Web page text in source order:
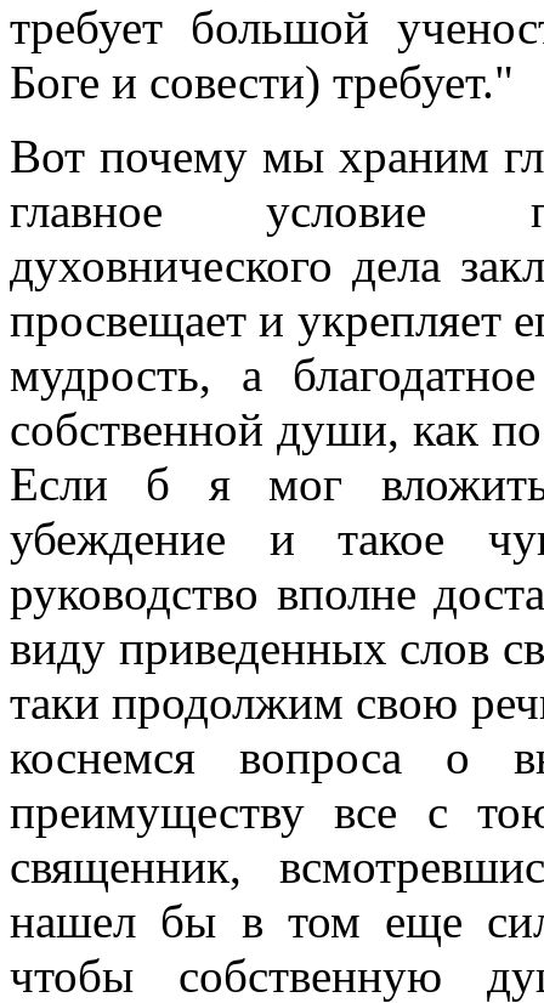
требует большой
Боге и совести) требует."
Вот почему мы храним
главное условие
духовнического дела
просвещает и укрепляет
мудрость, а
собственной души, как
Если б я мог вложить
убеждение и такое
руководство вполне
виду приведенных слов
таки продолжим свою
коснемся вопроса о
преимуществу все с
священник,
нашел бы в том еще
чтобы собственную